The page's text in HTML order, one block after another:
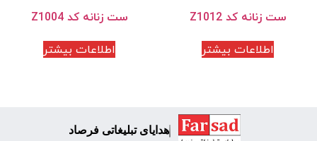
ست زنانه کد Z1012
اطلاعات بیشتر
ست زنانه کد Z1004
اطلاعات بیشتر
هدایای تبلیغاتی فرصاد